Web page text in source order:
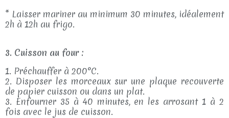
* Laisser mariner au minimum 30 minutes, idéalement
2h à 12h au frigo.
3. Cuisson au four :
1. Préchauffer à 200°C.
2. Disposer les morceaux sur une plaque recouverte
de papier cuisson ou dans un plat.
3. Enfourner 35 à 40 minutes, en les arrosant 1 à 2
fois avec le jus de cuisson.